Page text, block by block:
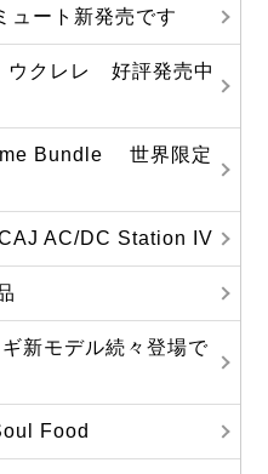
ート新発売です
クレレ 好評発売中
Bundle 世界限定
AC/DC Station IV
新モデル続々登場で
Food